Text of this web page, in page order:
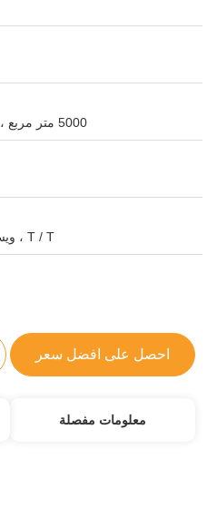
5000 متر مربع ، OEM / مخصص 20000 متر مربع
T / T ، ويسترن يونيون ، موني جرام ، L / C.
احصل على افضل سعر
معلومات مفصلة